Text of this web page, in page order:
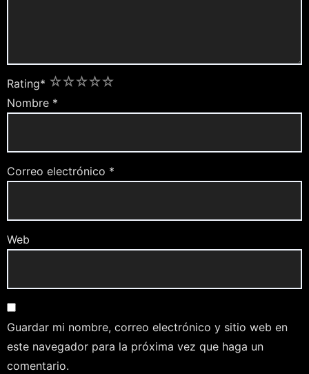
Rating* 5
4
3
2
1
Nombre *
Correo electrónico *
Web
Guardar mi nombre, correo electrónico y sitio web en
este navegador para la próxima vez que haga un
comentario.